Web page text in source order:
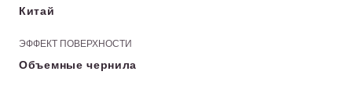
Китай
ЭФФЕКТ ПОВЕРХНОСТИ
Объемные чернила